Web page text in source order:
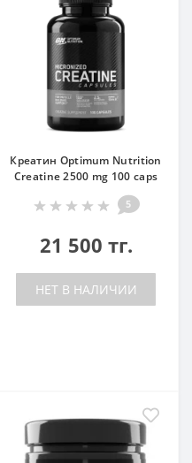
Креатин Optimum Nutrition
Creatine 2500 mg 100 caps
5
21 500 тг.
НЕТ В НАЛИЧИИ